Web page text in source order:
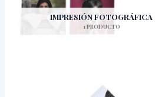
IMPRESIÓN FOTOGRÁFICA
1 PRODUCTO